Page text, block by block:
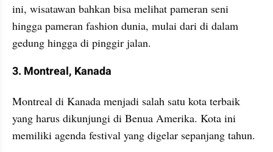
ini, wisatawan bahkan bisa melihat pameran seni
hingga pameran fashion dunia, mulai dari di dalam
gedung hingga di pinggir jalan.
3. Montreal, Kanada
Montreal di Kanada menjadi salah satu kota terbaik
yang harus dikunjungi di Benua Amerika. Kota ini
memiliki agenda festival yang digelar sepanjang tahun.